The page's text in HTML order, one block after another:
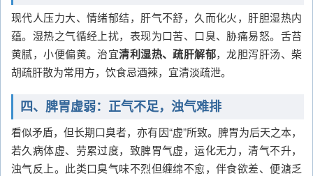
现代人压力大、情绪郁结，肝气不舒，久而化火，肝胆湿热内
蕴。湿热之气循经上扰，表现为口苦、口臭、胁痛易怒。舌苔
黄腻，小便偏黄。治宜清利湿热、疏肝解郁，龙胆泻肝汤、柴
胡疏肝散为常用方，饮食忌酒辣，宜清淡疏泄。
四、脾胃虚弱：正气不足，浊气难排
看似矛盾，但长期口臭者，亦有因“虚”所致。脾胃为后天之本，
若久病体虚、劳累过度，致脾胃气虚，运化无力，清气不升，
浊气反上。此类口臭气味不烈但缠绵不愈，伴食欲差、便溏乏